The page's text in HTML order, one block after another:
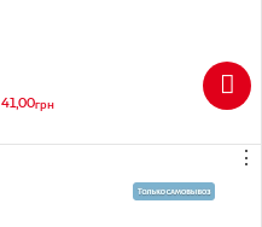
41,00грн
⋮